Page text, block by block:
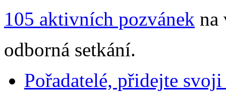
105 aktivních pozvánek na
odborná setkání.
Pořadatelé, přidejte